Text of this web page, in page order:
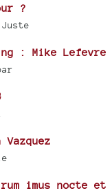
?
: Mike Lefevre
imus nocte et